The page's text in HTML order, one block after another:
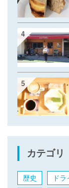
カテゴリ
歴史 ド